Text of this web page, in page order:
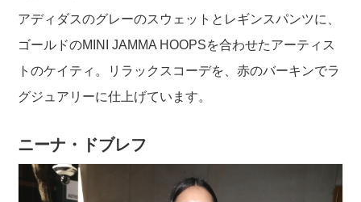
アディダスのグレーのスウェットとレギンスパンツに、
ゴールドのMINI JAMMA HOOPSを合わせたアーティス
トのケイティ。リラックスコーデを、赤のバーキンでラ
グジュアリーに仕上げています。
ニーナ・ドブレフ